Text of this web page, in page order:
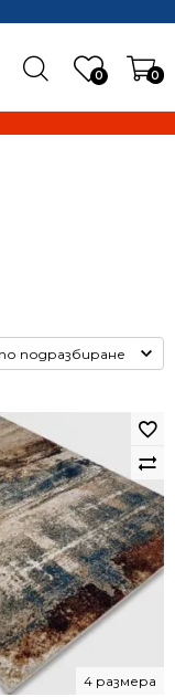
0 0
4 размера